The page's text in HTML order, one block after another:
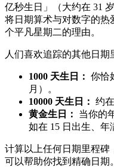
亿秒生日」（大约在 31
将日期算术与对数字的热
个平凡星期二的理由。
人们喜欢追踪的其他日期
1000 天生日： 你恰
月）。
10000 天生日： 约
黄金生日：
当你的
如在 15 日出生、年
计算以上任何日期里程碑
可以帮助你找到精确日期。